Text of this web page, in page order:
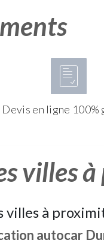
Devis en ligne
villes
villes à
autocar